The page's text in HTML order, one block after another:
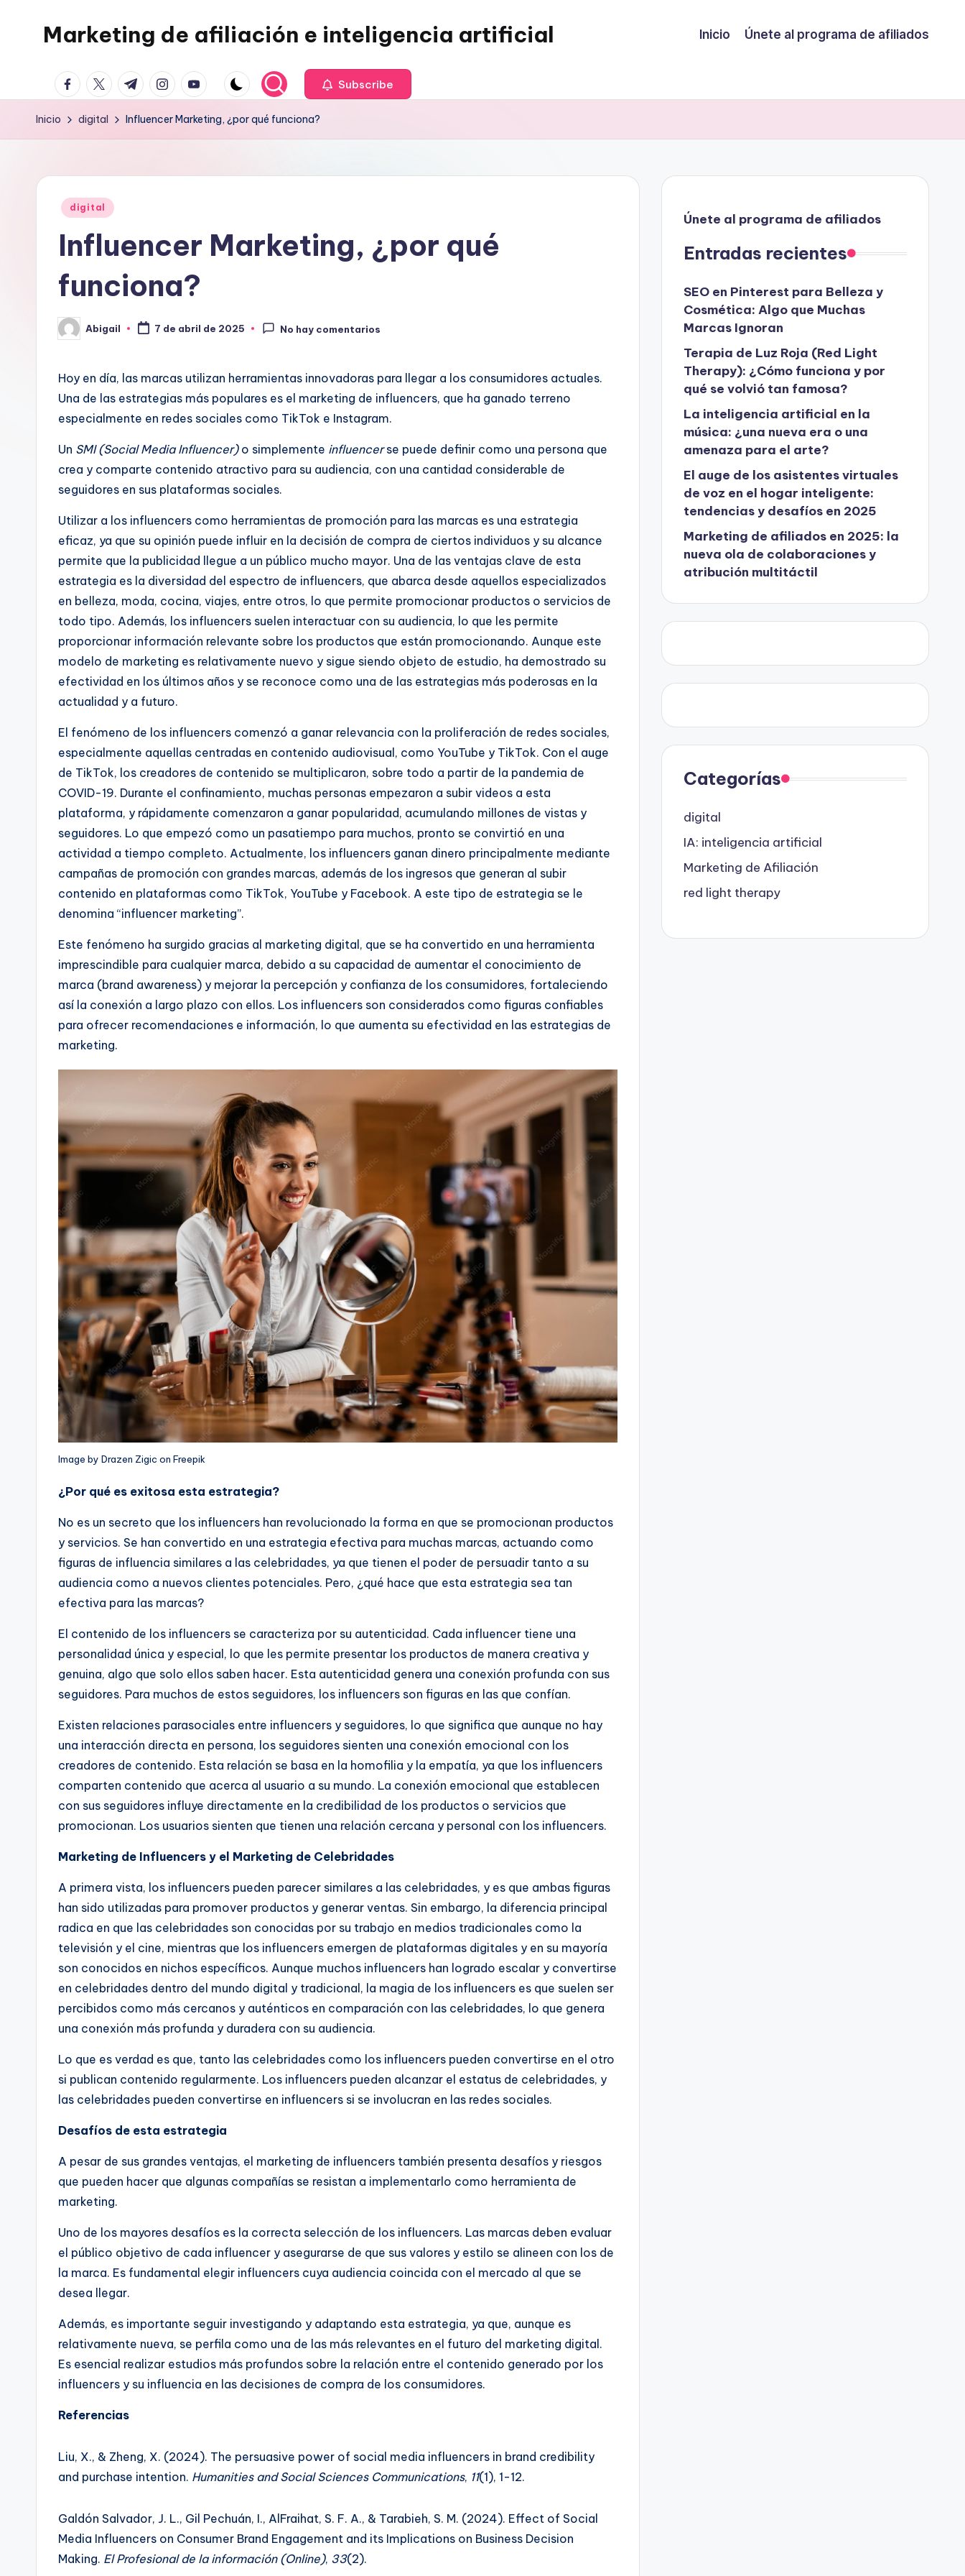
contenido
Marketing de afiliación e inteligencia artificial Inicio Únete al programa de afiliados
facebook.com
twitter.com
t.me instagram.com
youtube.com Subscribe
Inicio digital Influencer Marketing, ¿por qué funciona?
Publicado
digital
Influencer Marketing, ¿por qué
funciona?
Publicado
por
Abigail 7 de abril de 2025 No hay comentarios
Hoy en día, las marcas utilizan herramientas innovadoras para llegar a los consumidores actuales.
Una de las estrategias más populares es el marketing de influencers, que ha ganado terreno
especialmente en redes sociales como TikTok e Instagram.
Un SMI (Social Media Influencer) o simplemente influencerse puede definir como una persona que
crea y comparte contenido atractivo para su audiencia, con una cantidad considerable de
seguidores en sus plataformas sociales.
Utilizar a los influencers como herramientas de promoción para las marcas es una estrategia
eficaz, ya que su opinión puede influir en la decisión de compra de ciertos individuos y su alcance
permite que la publicidad llegue a un público mucho mayor. Una de las ventajas clave de esta
estrategia es la diversidad del espectro de influencers, que abarca desde aquellos especializados
en belleza, moda, cocina, viajes, entre otros, lo que permite promocionar productos o servicios de
todo tipo. Además, los influencers suelen interactuar con su audiencia, lo que les permite
proporcionar información relevante sobre los productos que están promocionando. Aunque este
modelo de marketing es relativamente nuevo y sigue siendo objeto de estudio, ha demostrado su
efectividad en los últimos años y se reconoce como una de las estrategias más poderosas en la
actualidad y a futuro.
El fenómeno de los influencers comenzó a ganar relevancia con la proliferación de redes sociales,
especialmente aquellas centradas en contenido audiovisual, como YouTube y TikTok. Con el auge
de TikTok, los creadores de contenido se multiplicaron, sobre todo a partir de la pandemia de
COVID-19. Durante el confinamiento, muchas personas empezaron a subir videos a esta
plataforma, y rápidamente comenzaron a ganar popularidad, acumulando millones de vistas y
seguidores. Lo que empezó como un pasatiempo para muchos, pronto se convirtió en una
actividad a tiempo completo. Actualmente, los influencers ganan dinero principalmente mediante
campañas de promoción con grandes marcas, además de los ingresos que generan al subir
contenido en plataformas como TikTok, YouTube y Facebook. A este tipo de estrategia se le
denomina “influencer marketing”.
Este fenómeno ha surgido gracias al marketing digital, que se ha convertido en una herramienta
imprescindible para cualquier marca, debido a su capacidad de aumentar el conocimiento de
marca (brand awareness) y mejorar la percepción y confianza de los consumidores, fortaleciendo
así la conexión a largo plazo con ellos. Los influencers son considerados como figuras confiables
para ofrecer recomendaciones e información, lo que aumenta su efectividad en las estrategias de
marketing.
Image by Drazen Zigic on Freepik
¿Por qué es exitosa esta estrategia?
No es un secreto que los influencers han revolucionado la forma en que se promocionan productos
y servicios. Se han convertido en una estrategia efectiva para muchas marcas, actuando como
figuras de influencia similares a las celebridades, ya que tienen el poder de persuadir tanto a su
audiencia como a nuevos clientes potenciales. Pero, ¿qué hace que esta estrategia sea tan
efectiva para las marcas?
El contenido de los influencers se caracteriza por su autenticidad. Cada influencer tiene una
personalidad única y especial, lo que les permite presentar los productos de manera creativa y
genuina, algo que solo ellos saben hacer. Esta autenticidad genera una conexión profunda con sus
seguidores. Para muchos de estos seguidores, los influencers son figuras en las que confían.
Existen relaciones parasociales entre influencers y seguidores, lo que significa que aunque no hay
una interacción directa en persona, los seguidores sienten una conexión emocional con los
creadores de contenido. Esta relación se basa en la homofilia y la empatía, ya que los influencers
comparten contenido que acerca al usuario a su mundo. La conexión emocional que establecen
con sus seguidores influye directamente en la credibilidad de los productos o servicios que
promocionan. Los usuarios sienten que tienen una relación cercana y personal con los influencers.
Marketing de Influencers y el Marketing de Celebridades
A primera vista, los influencers pueden parecer similares a las celebridades, y es que ambas figuras
han sido utilizadas para promover productos y generar ventas. Sin embargo, la diferencia principal
radica en que las celebridades son conocidas por su trabajo en medios tradicionales como la
televisión y el cine, mientras que los influencers emergen de plataformas digitales y en su mayoría
son conocidos en nichos específicos. Aunque muchos influencers han logrado escalar y convertirse
en celebridades dentro del mundo digital y tradicional, la magia de los influencers es que suelen ser
percibidos como más cercanos y auténticos en comparación con las celebridades, lo que genera
una conexión más profunda y duradera con su audiencia.
Lo que es verdad es que, tanto las celebridades como los influencers pueden convertirse en el otro
si publican contenido regularmente. Los influencers pueden alcanzar el estatus de celebridades, y
las celebridades pueden convertirse en influencers si se involucran en las redes sociales.
Desafíos de esta estrategia
A pesar de sus grandes ventajas, el marketing de influencers también presenta desafíos y riesgos
que pueden hacer que algunas compañías se resistan a implementarlo como herramienta de
marketing.
Uno de los mayores desafíos es la correcta selección de los influencers. Las marcas deben evaluar
el público objetivo de cada influencer y asegurarse de que sus valores y estilo se alineen con los de
la marca. Es fundamental elegir influencers cuya audiencia coincida con el mercado al que se
desea llegar.
Además, es importante seguir investigando y adaptando esta estrategia, ya que, aunque es
relativamente nueva, se perfila como una de las más relevantes en el futuro del marketing digital.
Es esencial realizar estudios más profundos sobre la relación entre el contenido generado por los
influencers y su influencia en las decisiones de compra de los consumidores.
Referencias
Liu, X., & Zheng, X. (2024). The persuasive power of social media influencers in brand credibility
and purchase intention. Humanities and Social Sciences Communications, 11(1), 1-12.
Galdón Salvador, J. L., Gil Pechuán, I., AlFraihat, S. F. A., & Tarabieh, S. M. (2024). Effect of Social
Media Influencers on Consumer Brand Engagement and its Implications on Business Decision
Making. El Profesional de la información (Online), 33(2).
Únete al programa de afiliados
Entradas recientes
SEO en Pinterest para Belleza y
Cosmética: Algo que Muchas
Marcas Ignoran
Terapia de Luz Roja (Red Light
Therapy): ¿Cómo funciona y por
qué se volvió tan famosa?
La inteligencia artificial en la
música: ¿una nueva era o una
amenaza para el arte?
El auge de los asistentes virtuales
de voz en el hogar inteligente:
tendencias y desafíos en 2025
Marketing de afiliados en 2025: la
nueva ola de colaboraciones y
atribución multitáctil
Categorías
digital
IA: inteligencia artificial
Marketing de Afiliación
red light therapy